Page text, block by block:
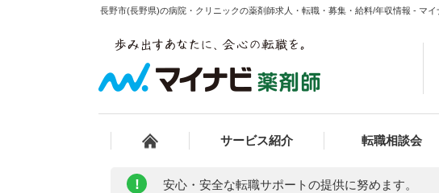
長野市(長野県)の病院・クリニックの薬剤師求人・転職・募集・給料/年収情報 - マイ
サービス紹介 転職相談会
! 安心・安全な転職サポートの提供に努めます。